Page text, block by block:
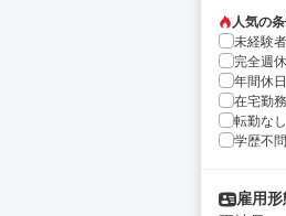
人気の
未経験
完全週
年間休
在宅勤
転勤なし
学歴不問
雇用